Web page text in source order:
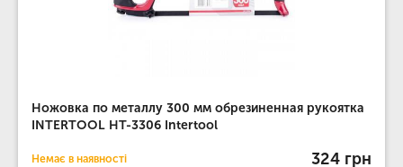
Ножовка по металлу 300 мм обрезиненная рукоятка
INTERTOOL HT-3306 Intertool
Немає в наявності 324 грн